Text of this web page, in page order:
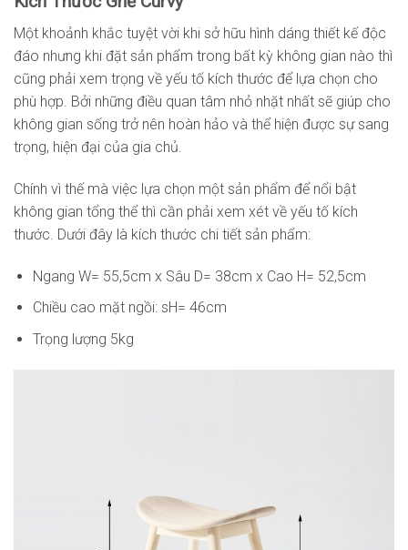
Một khoảnh khắc tuyệt vời khi sở hữu hình dáng thiết kế độc
đáo nhưng khi đặt sản phẩm trong bất kỳ không gian nào thì
cũng phải xem trọng về yếu tố kích thước để lựa chọn cho
phù hợp. Bởi những điều quan tâm nhỏ nhặt nhất sẽ giúp cho
không gian sống trở nên hoàn hảo và thể hiện được sự sang
trọng, hiện đại của gia chủ.
Chính vì thế mà việc lựa chọn một sản phẩm để nổi bật
không gian tổng thể thì cần phải xem xét về yếu tố kích
thước. Dưới đây là kích thước chi tiết sản phẩm:
Ngang W= 55,5cm x Sâu D= 38cm x Cao H= 52,5cm
Chiều cao mặt ngồi: sH= 46cm
Trọng lượng 5kg